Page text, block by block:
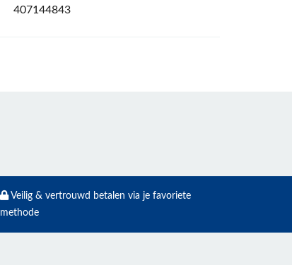
407144843
Veilig & vertrouwd betalen via je favoriete
methode